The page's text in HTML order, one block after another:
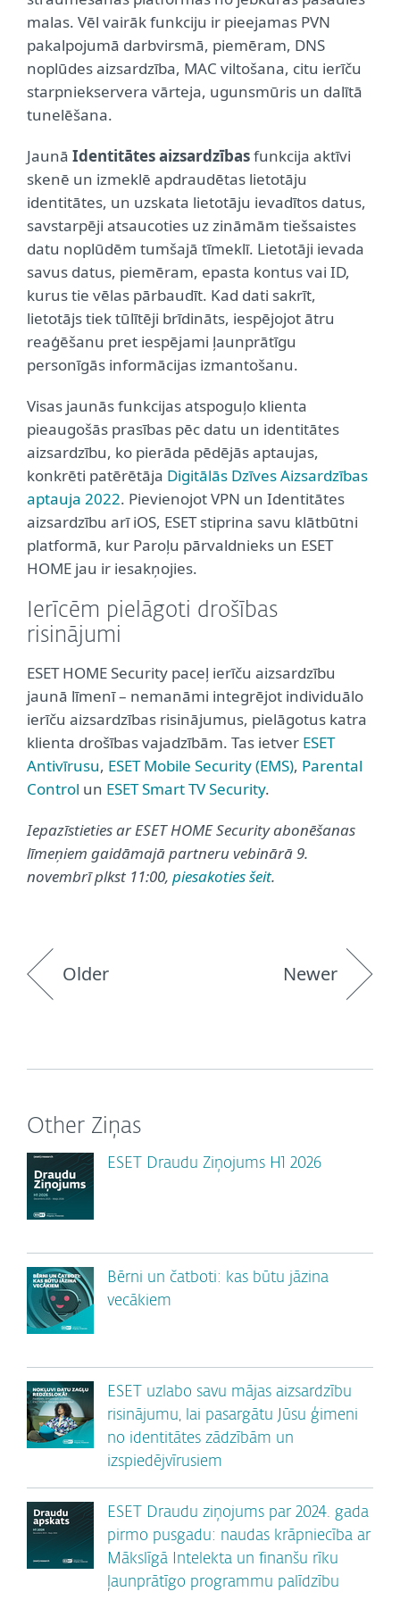
malas. Vēl vairāk funkciju ir pieejamas PVN
pakalpojumā darbvirsmā, piemēram, DNS
noplūdes aizsardzība, MAC viltošana, citu ierīču
starpniekservera vārteja, ugunsmūris un dalītā
tunelēšana.
Jaunā Identitātes aizsardzībasfunkcija aktīvi
skenē un izmeklē apdraudētas lietotāju
identitātes, un uzskata lietotāju ievadītos datus,
savstarpēji atsaucoties uz zināmām tiešsaistes
datu noplūdēm tumšajā tīmeklī. Lietotāji ievada
savus datus, piemēram, epasta kontus vai ID,
kurus tie vēlas pārbaudīt. Kad dati sakrīt,
lietotājs tiek tūlītēji brīdināts, iespējojot ātru
reaģēšanu pret iespējami ļaunprātīgu
personīgās informācijas izmantošanu.
Visas jaunās funkcijas atspoguļo klienta
pieaugošās prasības pēc datu un identitātes
aizsardzību, ko pierāda pēdējās aptaujas,
konkrēti patērētāja Digitālās Dzīves Aizsardzības
aptauja 2022. Pievienojot VPN un Identitātes
aizsardzību arī iOS, ESET stiprina savu klātbūtni
platformā, kur Paroļu pārvaldnieks un ESET
HOME jau ir iesakņojies.
Ierīcēm pielāgoti drošības
risinājumi
ESET HOME Security paceļ ierīču aizsardzību
jaunā līmenī – nemanāmi integrējot individuālo
ierīču aizsardzības risinājumus, pielāgotus katra
klienta drošības vajadzībām. Tas ietver ESET
Antivīrusu, ESET Mobile Security (EMS), Parental
Control un ESET Smart TV Security.
Iepazīstieties ar ESET HOME Security abonēšanas
līmeņiem gaidāmajā partneru vebinārā 9.
novembrī plkst 11:00, piesakoties šeit.
Older Newer
Other Ziņas
ESET Draudu Ziņojums H1 2026
Bērni un čatboti: kas būtu jāzina
vecākiem
ESET uzlabo savu mājas aizsardzību
risinājumu, lai pasargātu Jūsu ģimeni
no identitātes zādzībām un
izspiedējvīrusiem
ESET Draudu ziņojums par 2024. gada
pirmo pusgadu: naudas krāpniecība ar
Mākslīgā Intelekta un finanšu rīku
ļaunprātīgo programmu palīdzību